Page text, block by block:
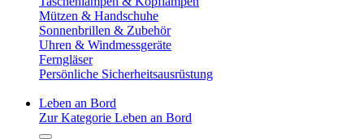
Mützen & Handschuhe
Sonnenbrillen & Zubehör
Uhren & Windmessgeräte
Ferngläser
Persönliche Sicherheitsausrüstung
Leben an Bord
Zur Kategorie Leben an Bord